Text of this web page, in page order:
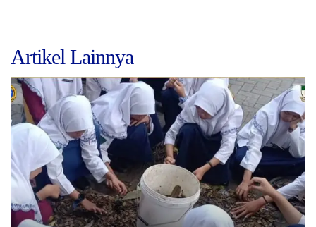
Artikel Lainnya